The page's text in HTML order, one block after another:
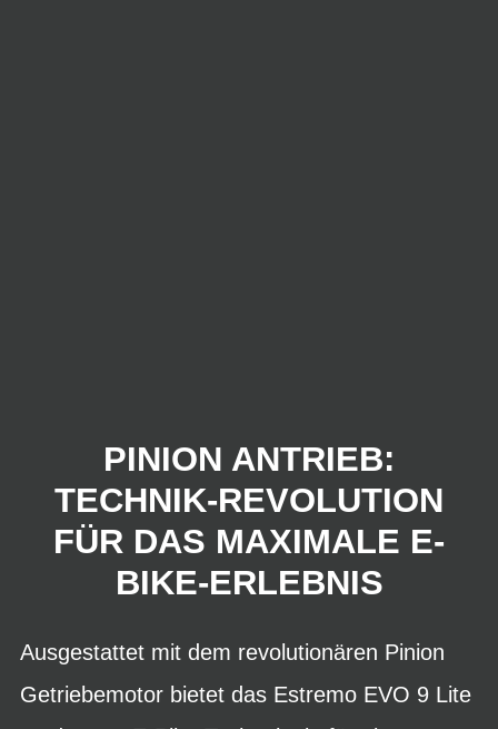
PINION ANTRIEB:
TECHNIK-REVOLUTION
FÜR DAS MAXIMALE E-
BIKE-ERLEBNIS
Ausgestattet mit dem revolutionären Pinion
Getriebemotor bietet das Estremo EVO 9 Lite